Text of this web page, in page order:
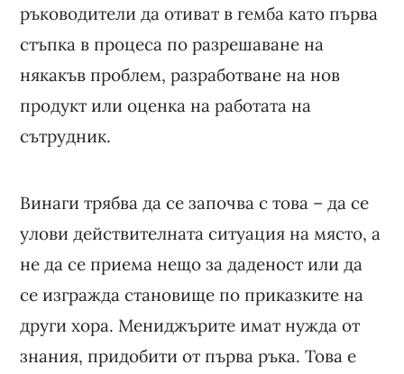
ръководители да отиват в гемба като първа
стъпка в процеса по разрешаване на
някакъв проблем, разработване на нов
продукт или оценка на работата на
сътрудник.
Винаги трябва да се започва с това – да се
улови действителната ситуация на място, а
не да се приема нещо за даденост или да
се изгражда становище по приказките на
други хора. Мениджърите имат нужда от
знания, придобити от първа ръка. Това е